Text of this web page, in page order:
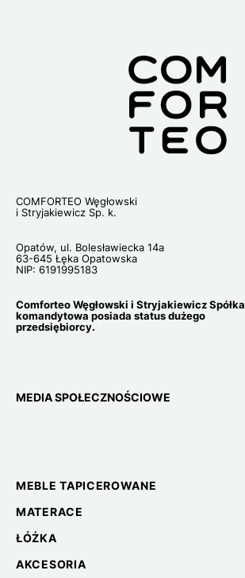
COMFORTEO Węgłowski
i Stryjakiewicz Sp. k.
Opatów, ul. Bolesławiecka 14a
63-645 Łęka Opatowska
NIP: 6191995183
Comforteo Węgłowski i Stryjakiewicz Spółka
komandytowa posiada status dużego
przedsiębiorcy.
MEDIA SPOŁECZNOŚCIOWE
MEBLE TAPICEROWANE
MATERACE
ŁÓŻKA
AKCESORIA